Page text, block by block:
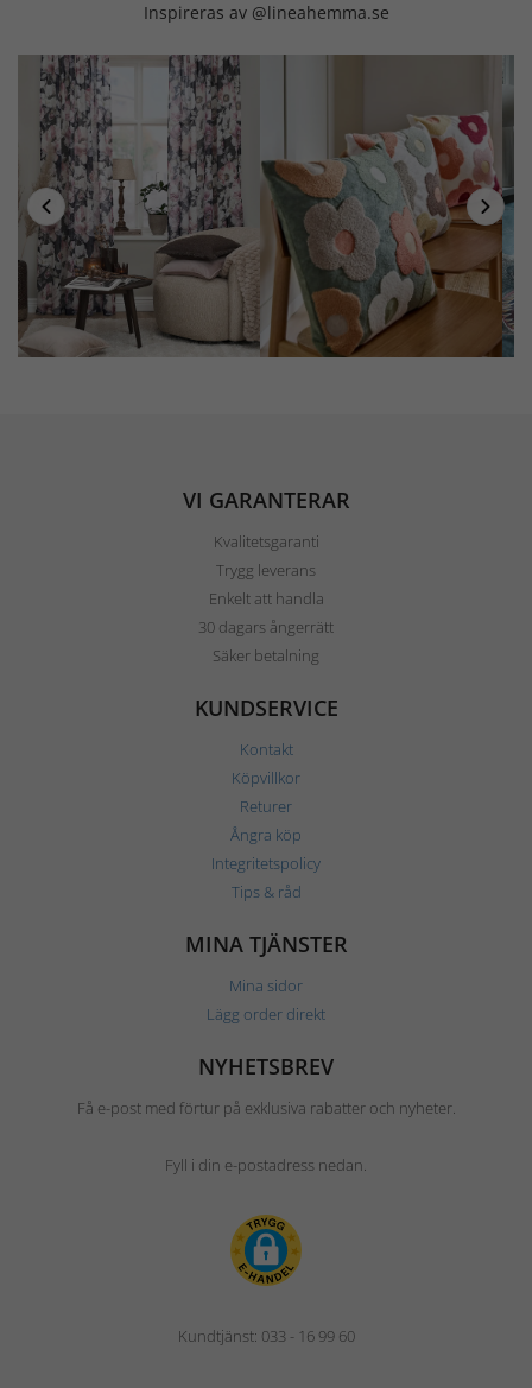
Inspireras av @lineahemma.se
VI GARANTERAR
Kvalitetsgaranti
Trygg leverans
Enkelt att handla
30 dagars ångerrätt
Säker betalning
KUNDSERVICE
Kontakt
Köpvillkor
Returer
Ångra köp
Integritetspolicy
Tips & råd
MINA TJÄNSTER
Mina sidor
Lägg order direkt
NYHETSBREV
Få e-post med förtur på exklusiva rabatter och nyheter.
Fyll i din e-postadress nedan.
Kundtjänst: 033 - 16 99 60